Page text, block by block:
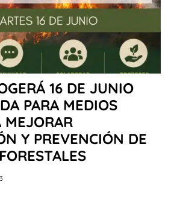
16 DE JUNIO
PARA MEDIOS
MEJORAR
Y PREVENCIÓN DE